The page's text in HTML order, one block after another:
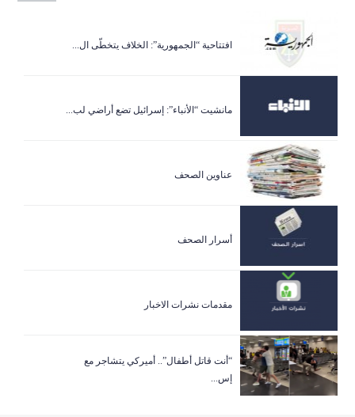
افتتاحية “الجمهورية”: الخلاف يتخطّى ال...
مانشيت “الأنباء”: إسرائيل تضع أراضي لب...
عناوين الصحف
أسرار الصحف
مقدمات نشرات الاخبار
“أنت قاتل أطفال”.. أميركي يتشاجر مع
إس...